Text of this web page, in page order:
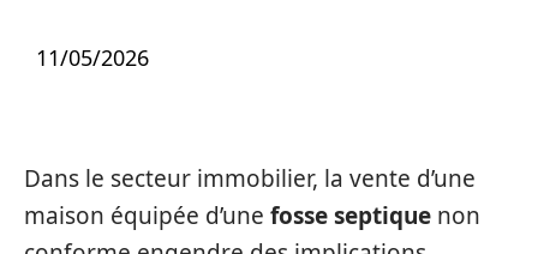
11/05/2026
Dans le secteur immobilier, la vente d’une
maison équipée d’une fosse septique non